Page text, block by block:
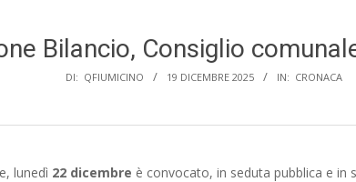
Bilancio, Consiglio
DI: QFIUMICINO 19 DICEMBRE 2025 IN: CRONACA
lunedì 22 dicembre è convocato, in seduta pubblica e in